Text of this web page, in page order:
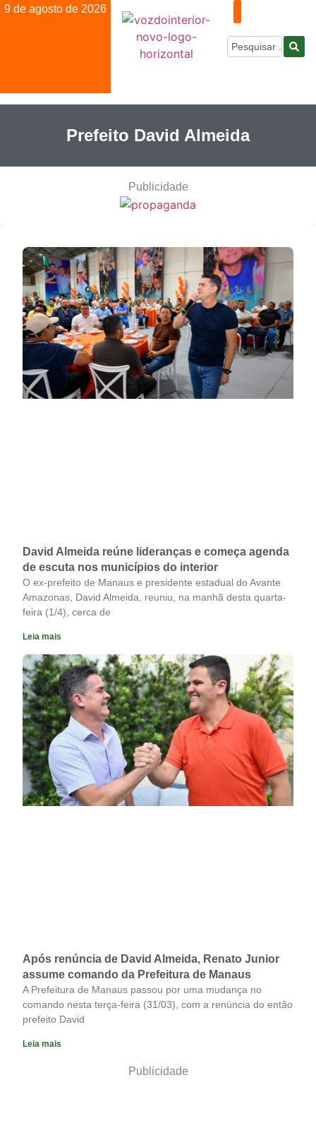
9 de agosto de 2026
Prefeito David Almeida
Publicidade
David Almeida reúne lideranças e começa agenda
de escuta nos municípios do interior
O ex-prefeito de Manaus e presidente estadual do Avante
Amazonas, David Almeida, reuniu, na manhã desta quarta-
feira (1/4), cerca de
Leia mais
Após renúncia de David Almeida, Renato Junior
assume comando da Prefeitura de Manaus
A Prefeitura de Manaus passou por uma mudança no
comando nesta terça-feira (31/03), com a renúncia do então
prefeito David
Leia mais
Publicidade